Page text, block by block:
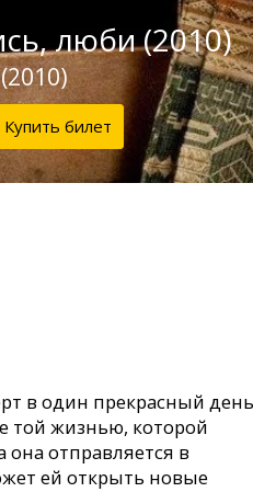
люби (2010)
Купить билет
в один прекрасный день
той жизнью, которой
она отправляется в
ей открыть новые